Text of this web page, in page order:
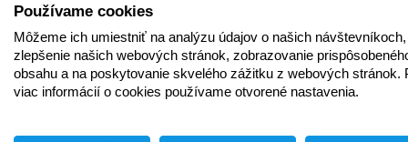
Používame cookies
Môžeme ich umiestniť na analýzu údajov o našich
zlepšenie našich webových stránok, zobrazovanie
obsahu a na poskytovanie skvelého zážitku z webových stránok.
viac informácií o cookies používame otvorené nastavenia.